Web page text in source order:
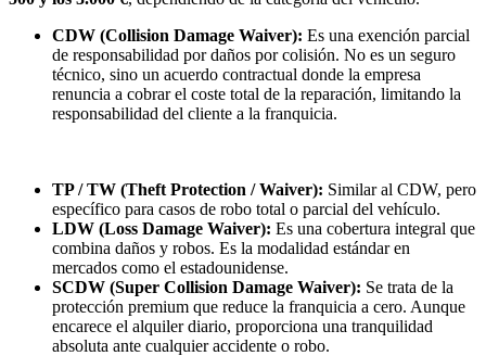
CDW (Collision Damage Waiver): Es una exención parcial
de responsabilidad por daños por colisión. No es un seguro
técnico, sino un acuerdo contractual donde la empresa
renuncia a cobrar el coste total de la reparación, limitando la
responsabilidad del cliente a la franquicia.
TP / TW (Theft Protection / Waiver): Similar al CDW, pero
específico para casos de robo total o parcial del vehículo.
LDW (Loss Damage Waiver): Es una cobertura integral que
combina daños y robos. Es la modalidad estándar en
mercados como el estadounidense.
SCDW (Super Collision Damage Waiver): Se trata de la
protección premium que reduce la franquicia a cero. Aunque
encarece el alquiler diario, proporciona una tranquilidad
absoluta ante cualquier accidente o robo.